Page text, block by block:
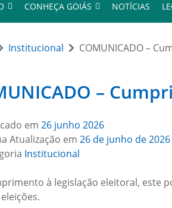
CONHEÇA GOIÁS NOTÍCIAS
Institucional COMUNICADO –
–
em 26 junho 2026
Atualização em 26 de junho de 2026
Institucional
à legislação eleitoral, este